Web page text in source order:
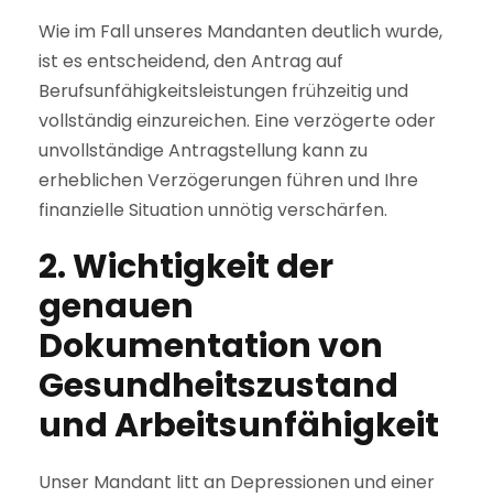
Wie im Fall unseres Mandanten deutlich wurde,
ist es entscheidend, den Antrag auf
Berufsunfähigkeitsleistungen frühzeitig und
vollständig einzureichen. Eine verzögerte oder
unvollständige Antragstellung kann zu
erheblichen Verzögerungen führen und Ihre
finanzielle Situation unnötig verschärfen.
2. Wichtigkeit der
genauen
Dokumentation von
Gesundheitszustand
und Arbeitsunfähigkeit
Unser Mandant litt an Depressionen und einer